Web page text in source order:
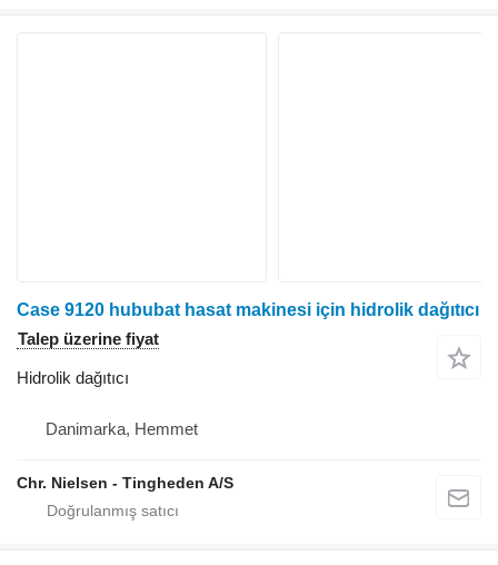
Case 9120 hububat hasat makinesi için hidrolik dağıtıcı
Talep üzerine fiyat
Hidrolik dağıtıcı
Danimarka, Hemmet
Chr. Nielsen - Tingheden A/S